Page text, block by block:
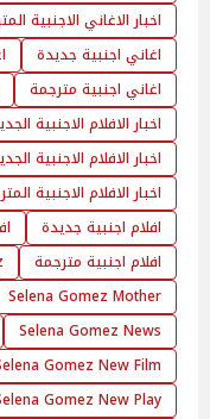
اخبار الاغاني الاجنبية
اغاني اجنبية جديدة
اغاني اجنبية مترجمة
اخبار الافلام الاجنبية
اخبار الافلام الاجنبية
اخبار الافلام الاجنبية
افلام اجنبية جديدة
افلام اجنبية مترجمة
Selena Gomez Mother
Selena Gomez News
Gomez New Film
Gomez New Play